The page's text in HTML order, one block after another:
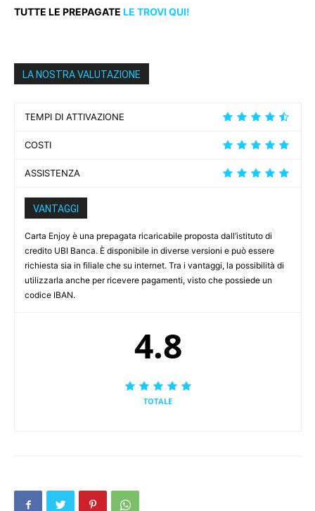
TUTTE LE PREPAGATE LE TROVI QUI!
LA NOSTRA VALUTAZIONE
TEMPI DI ATTIVAZIONE
COSTI
ASSISTENZA
VANTAGGI
Carta Enjoy è una prepagata ricaricabile proposta dall’istituto di
credito UBI Banca. È disponibile in diverse versioni e può essere
richiesta sia in filiale che su internet. Tra i vantaggi, la possibilità di
utilizzarla anche per ricevere pagamenti, visto che possiede un
codice IBAN.
4.8
TOTALE